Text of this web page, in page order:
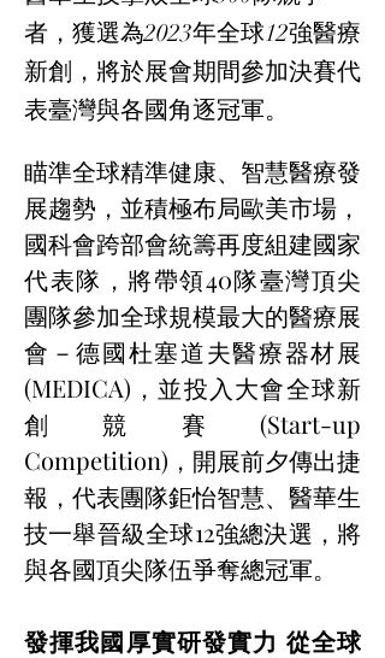
者，獲選為2023年全球12強醫療
新創，將於展會期間參加決賽代
表臺灣與各國角逐冠軍。
瞄準全球精準健康、智慧醫療發
展趨勢，並積極布局歐美市場，
國科會跨部會統籌再度組建國家
代表隊，將帶領40隊臺灣頂尖
團隊參加全球規模最大的醫療展
會－德國杜塞道夫醫療器材展
(MEDICA)，並投入大會全球新
創競賽(Start-up
Competition)，開展前夕傳出捷
報，代表團隊鉅怡智慧、醫華生
技一舉晉級全球12強總決選，將
與各國頂尖隊伍爭奪總冠軍。
發揮我國厚實研發實力 從全球